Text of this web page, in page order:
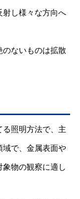
射し様々な方向へ
ないものは拡散
る照明方法で、主
域で、金属表面や
物の観察に適し